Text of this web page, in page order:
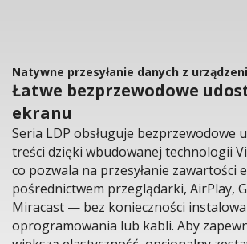
Natywne przesyłanie danych z
Łatwe bezprzewodowe
ekranu
Seria LDP obsługuje bezprzewodowe
treści dzięki wbudowanej technologii
co pozwala na przesyłanie zawartości
pośrednictwem przeglądarki, AirPlay,
Miracast — bez konieczności
oprogramowania lub kabli. Aby